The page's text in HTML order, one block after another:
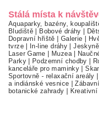
Stálá místa k
Aquaparky, bazény,
Bludiště
Bobové dráhy
Dopravní hřiště
Galerie
tvrze| In-line dráhy |Jeskyně
Laser Game
Muzea|
Parky| Podzemní chodby
kanceláře pro maminky |
Sportovně - relaxační areály
a indiánské vesnice |
botanické zahrady